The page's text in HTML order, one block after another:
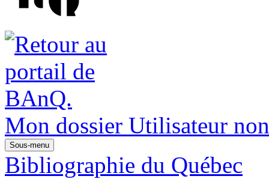
Mon dossier Utilisateur
Sous-menu
Bibliographie du Québec